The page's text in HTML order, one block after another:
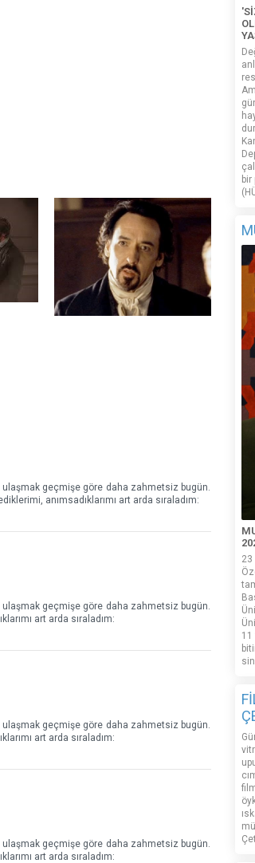
geçmişe göre daha zahmetsiz bugün.
anımsadıklarımı art arda sıraladım:
geçmişe göre daha zahmetsiz bugün.
art arda sıraladım:
geçmişe göre daha zahmetsiz bugün.
art arda sıraladım:
geçmişe göre daha zahmetsiz bugün.
art arda sıraladım:
23
11